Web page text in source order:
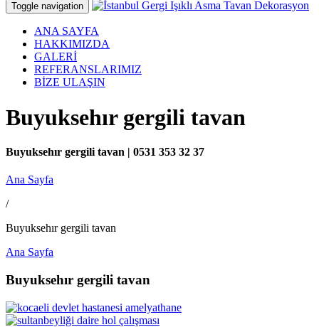
Toggle navigation
ANA SAYFA
HAKKIMIZDA
GALERİ
REFERANSLARIMIZ
BİZE ULAŞIN
Buyuksehır gergili tavan
Buyuksehır gergili tavan | 0531 353 32 37
Ana Sayfa
/
Buyuksehır gergili tavan
Ana Sayfa
Buyuksehır gergili tavan